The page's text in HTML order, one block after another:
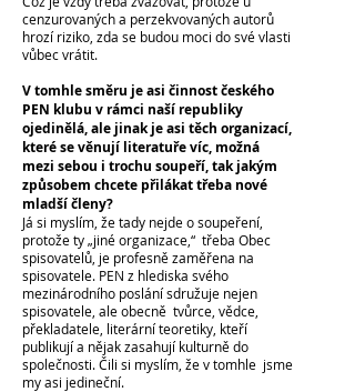
cenzurovaných a perzekvovaných autorů
hrozí riziko, zda se budou moci do své vlasti
vůbec vrátit.
V tomhle směru je asi činnost českého
PEN klubu v rámci naší republiky
ojedinělá, ale jinak je asi těch organizací,
které se věnují literatuře víc, možná
mezi sebou i trochu soupeří, tak jakým
způsobem chcete přilákat třeba nové
mladší členy?
Já si myslím, že tady nejde o soupeření,
protože ty „jiné organizace,“ třeba Obec
spisovatelů, je profesně zaměřena na
spisovatele. PEN z hlediska svého
mezinárodního poslání sdružuje nejen
spisovatele, ale obecně tvůrce, vědce,
překladatele, literární teoretiky, kteří
publikují a nějak zasahují kulturně do
společnosti. Čili si myslím, že v tomhle jsme
my asi jedineční.